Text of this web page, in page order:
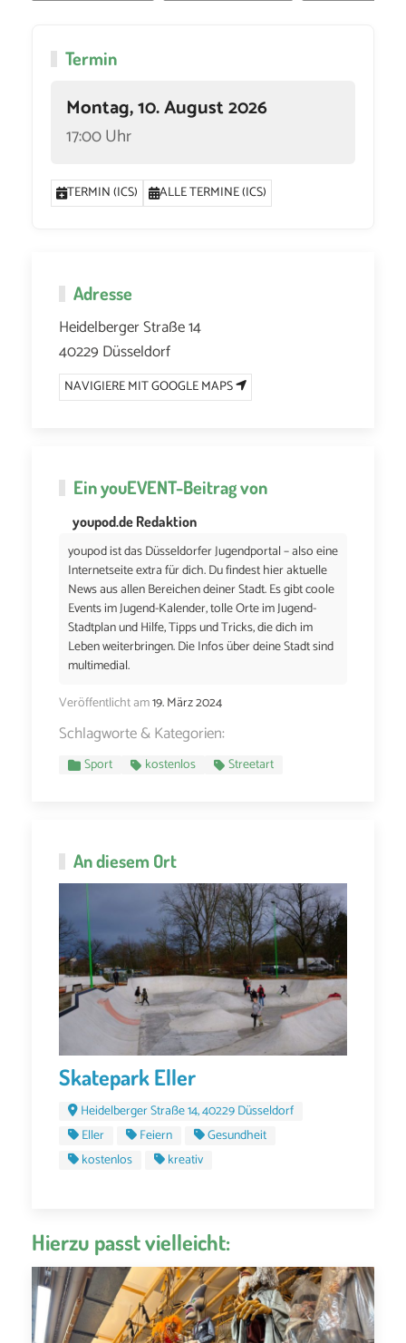
Termin
Montag, 10. August 2026
17:00 Uhr
TERMIN (ICS) ALLE TERMINE (ICS)
Adresse
Heidelberger Straße 14
40229 Düsseldorf
NAVIGIERE MIT GOOGLE MAPS
EinyouEVENT-Beitrag von
youpod.de Redaktion
youpod ist das Düsseldorfer Jugendportal – also eine
Internetseite extra für dich. Du findest hier aktuelle
News aus allen Bereichen deiner Stadt. Es gibt coole
Events im Jugend-Kalender, tolle Orte im Jugend-
Stadtplan und Hilfe, Tipps und Tricks, die dich im
Leben weiterbringen. Die Infos über deine Stadt sind
multimedial.
Veröffentlicht am19. März 2024
Schlagworte & Kategorien:
Sport kostenlos Streetart
An diesem Ort
Skatepark Eller
Heidelberger Straße 14, 40229 Düsseldorf
Eller
Feiern
Gesundheit
kostenlos
kreativ
Hierzu passt vielleicht: